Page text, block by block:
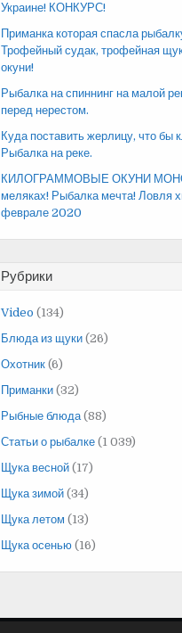
Украине! КОНКУРС!
Приманка которая спасла
Трофейный судак, трофейная
окуни!
Рыбалка на спиннинг на малой
перед нерестом.
Куда поставить жерлицу, что бы
Рыбалка на реке.
КИЛОГРАММОВЫЕ ОКУНИ
меляках! Рыбалка мечта! Ловля
феврале 2020
Рубрики
Video (134)
Блюда из щуки (26)
Охотник (6)
Приманки (32)
Рыбные блюда(88)
Статьи о рыбалке (1 039)
Щука весной (17)
Щука зимой (34)
Щука летом (13)
Щука осенью (16)